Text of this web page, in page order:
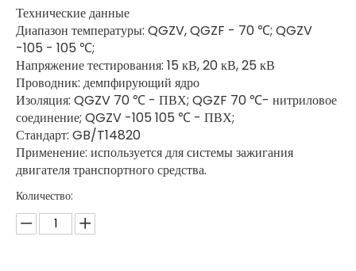
Технические данные
Диапазон температуры: QGZV, QGZF - 70 ℃; QGZV
-105 - 105 ℃;
Напряжение тестирования: 15 кВ, 20 кВ, 25 кВ
Проводник: демпфирующий ядро
Изоляция: QGZV 70 ℃ - ПВХ; QGZF 70 ℃- нитриловое
соединение; QGZV -105 105 ℃ - ПВХ;
Стандарт: GB/T14820
Применение: используется для системы зажигания
двигателя транспортного средства.
Количество: